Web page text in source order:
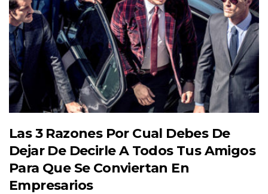
Las 3 Razones Por Cual Debes De
Dejar De Decirle A Todos Tus Amigos
Para Que Se Conviertan En
Empresarios